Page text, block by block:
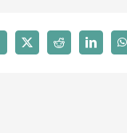
X Reddit LinkedIn